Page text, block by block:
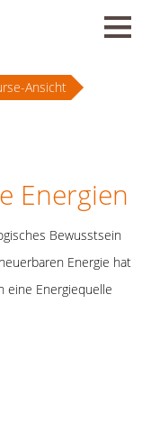
Ansicht
Energien
Bewusstsein
Energie hat
eine Energiequelle